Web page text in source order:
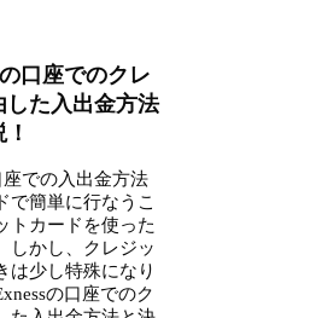
口座でのクレ
した入出金方法
座での入出金方法
で簡単に行なうこ
トカードを使った
しかし、クレジッ
は少し特殊になり
の口座でのク